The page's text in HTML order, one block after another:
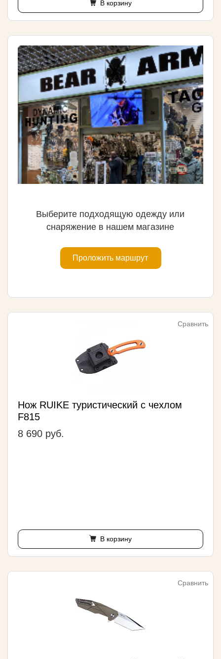
В корзину
Выберите подходящую одежду или
снаряжение в нашем магазине
Проложить маршрут
Сравнить
Нож RUIKE туристический с чехлом
F815
8 690 руб.
В корзину
Сравнить